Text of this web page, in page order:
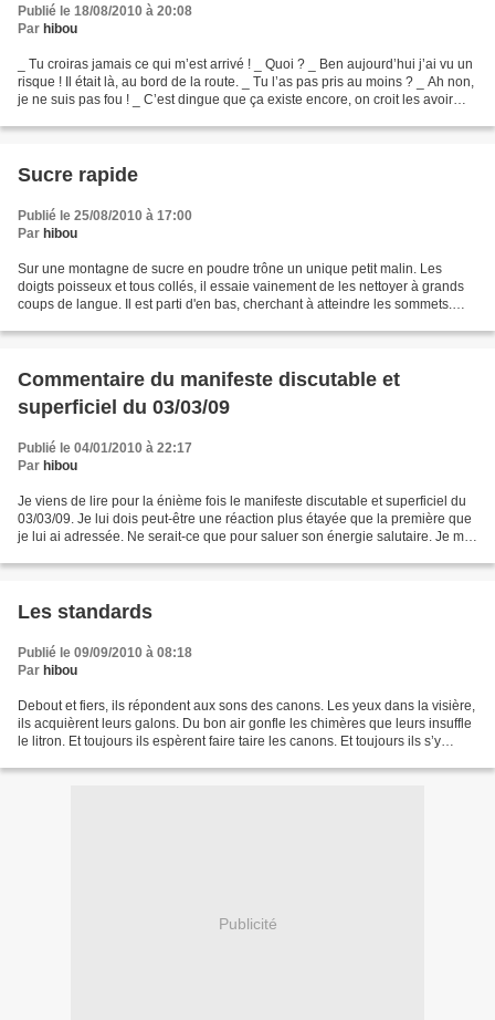
Publié le 18/08/2010 à 20:08
Par hibou
_ Tu croiras jamais ce qui m’est arrivé ! _ Quoi ? _ Ben aujourd’hui j’ai vu un
risque ! Il était là, au bord de la route. _ Tu l’as pas pris au moins ? _ Ah non,
je ne suis pas fou ! _ C’est dingue que ça existe encore, on croit les avoir
Sucre rapide
Publié le 25/08/2010 à 17:00
Par hibou
Sur une montagne de sucre en poudre trône un unique petit malin. Les
doigts poisseux et tous collés, il essaie vainement de les nettoyer à grands
coups de langue. Il est parti d'en bas, cherchant à atteindre les sommets.
Commentaire du manifeste discutable et
superficiel du 03/03/09
Publié le 04/01/2010 à 22:17
Par hibou
Je viens de lire pour la énième fois le manifeste discutable et superficiel du
03/03/09. Je lui dois peut-être une réaction plus étayée que la première que
je lui ai adressée. Ne serait-ce que pour saluer son énergie salutaire. Je me
Les standards
Publié le 09/09/2010 à 08:18
Par hibou
Debout et fiers, ils répondent aux sons des canons. Les yeux dans la visière,
ils acquièrent leurs galons. Du bon air gonfle les chimères que leurs insuffle
le litron. Et toujours ils espèrent faire taire les canons. Et toujours ils s’y
Publicité